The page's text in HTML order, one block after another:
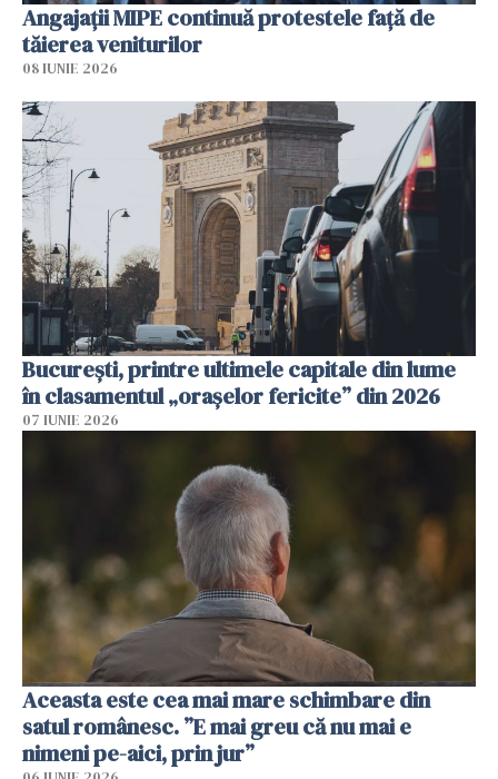
Angajaţii MIPE continuă protestele faţă de
tăierea veniturilor
08 IUNIE 2026
București, printre ultimele capitale din lume
în clasamentul „orașelor fericite” din 2026
07 IUNIE 2026
Aceasta este cea mai mare schimbare din
satul românesc. ”E mai greu că nu mai e
nimeni pe-aici, prin jur”